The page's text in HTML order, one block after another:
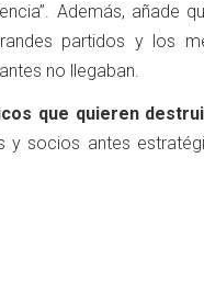
Además, añade
partidos y los
no llegaban.
que quieren
y socios antes